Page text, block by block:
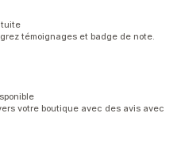
témoignages et badge de note.
votre boutique avec des avis avec